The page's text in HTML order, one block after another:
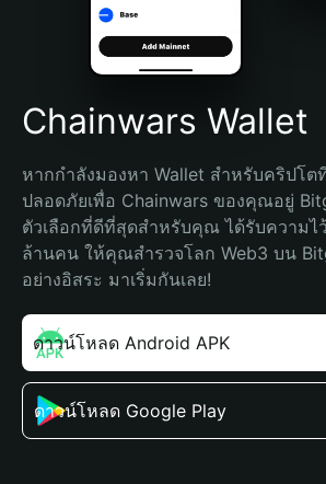
Português (Brasil)
Español (Argentina)
Chainwars Wallet
หากกำลังมองหา Wallet สำหรับคริปโต
ปลอดภัยเพื่อ Chainwars ของคุณอยู่
ตัวเลือกที่ดีที่สุดสำหรับคุณ ได้รับความไ
ล้านคน ให้คุณสำรวจโลก Web3 บน
อย่างอิสระ มาเริ่มกันเลย!
ดาวน์โหลด Android APK
ดาวน์โหลด Google Play